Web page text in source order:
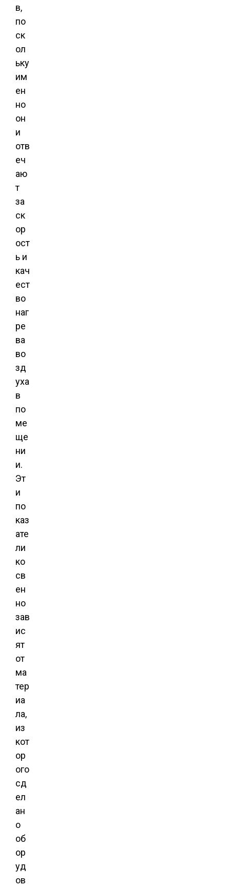
в,
по
ск
ол
ьку
им
ен
но
он
и
отв
еч
аю
т
за
ск
ор
ост
ь и
кач
ест
во
наг
ре
ва
во
зд
уха
в
по
ме
ще
ни
и.
Эт
и
по
каз
ате
ли
ко
св
ен
но
зав
ис
ят
от
ма
тер
иа
ла,
из
кот
ор
ого
сд
ел
ан
о
об
ор
уд
ов